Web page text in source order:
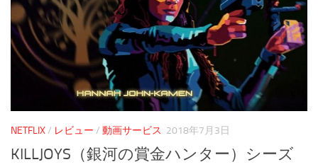
NETFLIX/ レビュー / 動画サービス 2018年7月3日
KILLJOYS（銀河の賞金ハンター）シーズ